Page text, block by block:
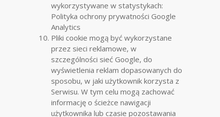
wykorzystywane w statystykach:
Polityka ochrony prywatności Google
Analytics
Pliki cookie mogą być wykorzystane
przez sieci reklamowe, w
szczególności sieć Google, do
wyświetlenia reklam dopasowanych do
sposobu, w jaki użytkownik korzysta z
Serwisu. W tym celu mogą zachować
informację o ścieżce nawigacji
użytkownika lub czasie pozostawania